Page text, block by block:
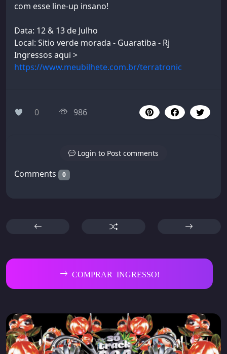
com esse line-up insano!
Data: 12 & 13 de Julho
Local: Sitio verde morada - Guaratiba - Rj
Ingressos aqui >
https://www.meubilhete.com.br/terratronic
0 986
Login to Post comments
Comments 0
COMPRAR INGRESSO!